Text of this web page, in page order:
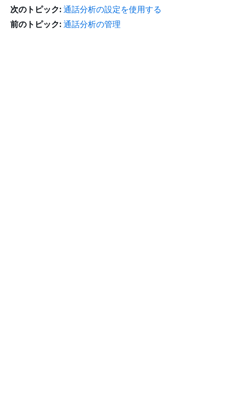
次のトピック: 通話分析の設定を使用する
前のトピック: 通話分析の管理